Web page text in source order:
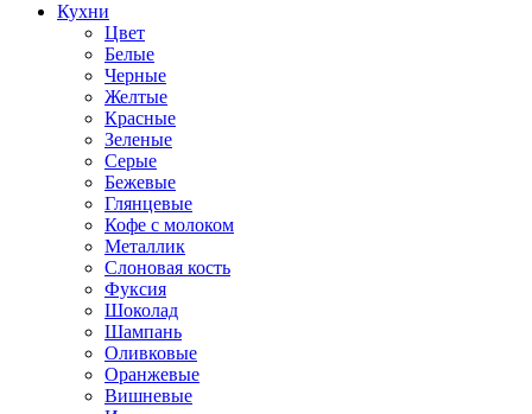
Кухни
Цвет
Белые
Черные
Желтые
Красные
Зеленые
Серые
Бежевые
Глянцевые
Кофе с молоком
Металлик
Слоновая кость
Фуксия
Шоколад
Шампань
Оливковые
Оранжевые
Вишневые